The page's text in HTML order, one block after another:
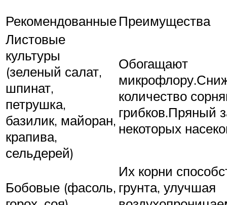
РекомендованныеПреимущества
Листовые
культуры
(зеленый салат,
шпинат,
петрушка,
базилик, майоран,
крапива,
сельдерей)
Обогащают
количество
грибков.Пряный
некоторых
Бобовые (фасоль,
Их корни
грунта, улучшая